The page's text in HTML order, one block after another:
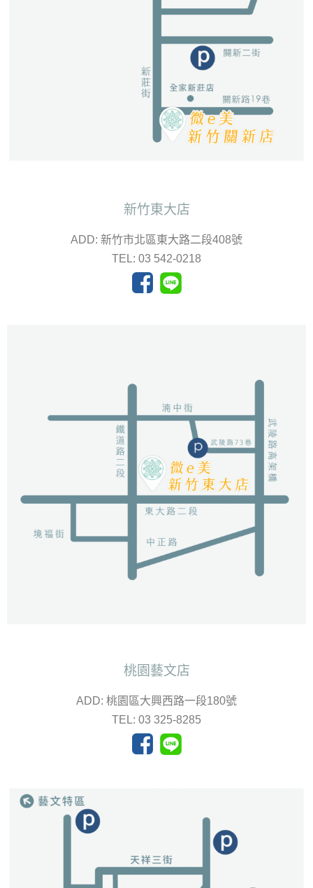
新竹東大店
ADD: 新竹市北區東大路二段408號
TEL: 03 542-0218
桃園藝文店
ADD: 桃園區大興西路一段180號
TEL: 03 325-8285